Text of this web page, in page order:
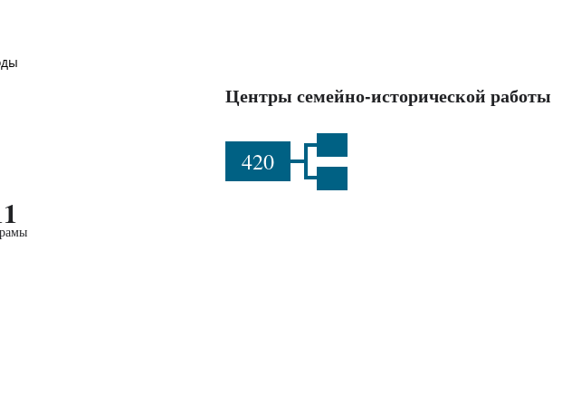
Центры семейно-исторической работы
420